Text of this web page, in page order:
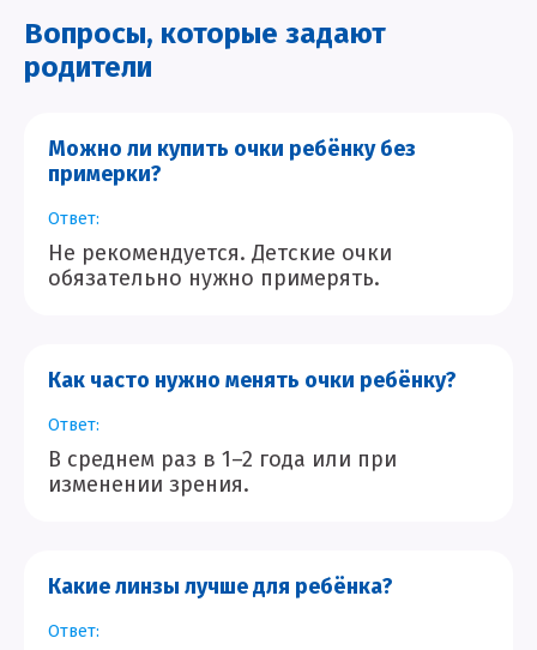
Вопросы, которые задают
родители
Можно ли купить очки ребёнку без
примерки?
Ответ:
Не рекомендуется. Детские очки
обязательно нужно примерять.
Как часто нужно менять очки ребёнку?
Ответ:
В среднем раз в 1–2 года или при
изменении зрения.
Какие линзы лучше для ребёнка?
Ответ: